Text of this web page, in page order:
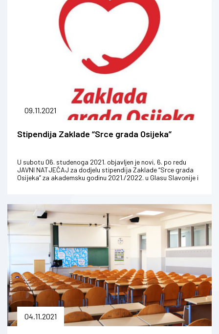
09.11.2021
Stipendija Zaklade “Srce grada Osijeka”
U subotu 06. studenoga 2021. objavljen je novi, 6. po redu
JAVNI NATJEČAJ za dodjelu stipendija Zaklade “Srce grada
Osijeka” za akademsku godinu 2021./2022. u Glasu Slavonije i
04.11.2021